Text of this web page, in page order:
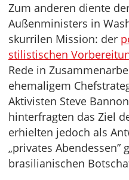
Zum anderen diente
Außenministers in
skurrilen Mission: der
stilistischen
Rede in
ehemaligem
Aktivisten Steve
hinterfragten das Ziel
erhielten jedoch als
„privates Abendessen”
brasilianischen